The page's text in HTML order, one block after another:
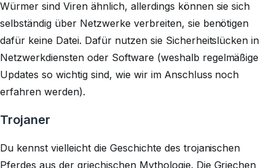
Würmer sind Viren ähnlich, allerdings können sie sich
selbständig über Netzwerke verbreiten, sie benötigen
dafür keine Datei. Dafür nutzen sie Sicherheitslücken in
Netzwerkdiensten oder Software (weshalb regelmäßige
Updates so wichtig sind, wie wir im Anschluss noch
erfahren werden).
Trojaner
Du kennst vielleicht die Geschichte des trojanischen
Pferdes aus der griechischen Mythologie. Die Griechen